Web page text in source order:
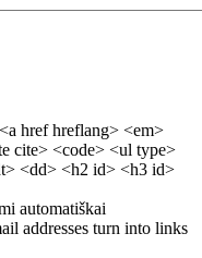
href hreflang> <em>
cite> <code> <ul type>
<dd> <h2 id> <h3 id>
automatiškai
addresses turn into links